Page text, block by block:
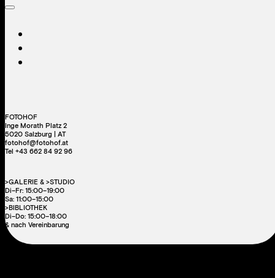
FOTOHOF
Inge Morath Platz 2
5020 Salzburg | AT
fotohof@fotohof.at
Tel +43 662 84 92 96
>GALERIE & >STUDIO
Di–Fr: 15:00–19:00
Sa: 11:00–15:00
>BIBLIOTHEK
Di–Do: 15:00–18:00
& nach Vereinbarung